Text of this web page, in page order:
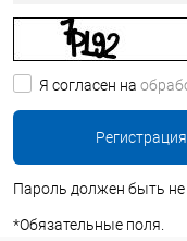
Я согласен на
Пароль должен быть не
*Обязательные поля.